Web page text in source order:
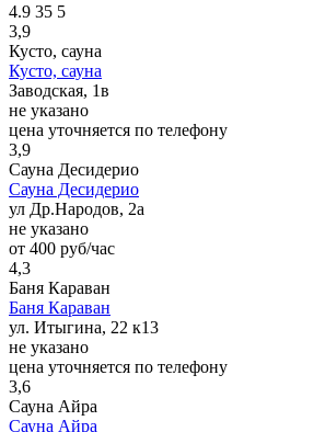
4.9 35 5
3,9
Кусто, сауна
Кусто, сауна
Заводская, 1в
не указано
цена уточняется по телефону
3,9
Сауна Десидерио
Сауна Десидерио
ул Др.Народов, 2а
не указано
от 400 руб/час
4,3
Баня Караван
Баня Караван
ул. Итыгина, 22 к13
не указано
цена уточняется по телефону
3,6
Сауна Айра
Сауна Айра